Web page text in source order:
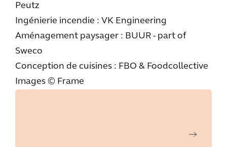
Peutz
Ingénierie incendie : VK Engineering
Aménagement paysager : BUUR - part of
Sweco
Conception de cuisines : FBO & Foodcollective
Images © Frame